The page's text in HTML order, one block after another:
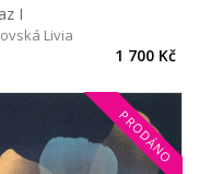
I
Livia
1 700 Kč
PRODÁNO